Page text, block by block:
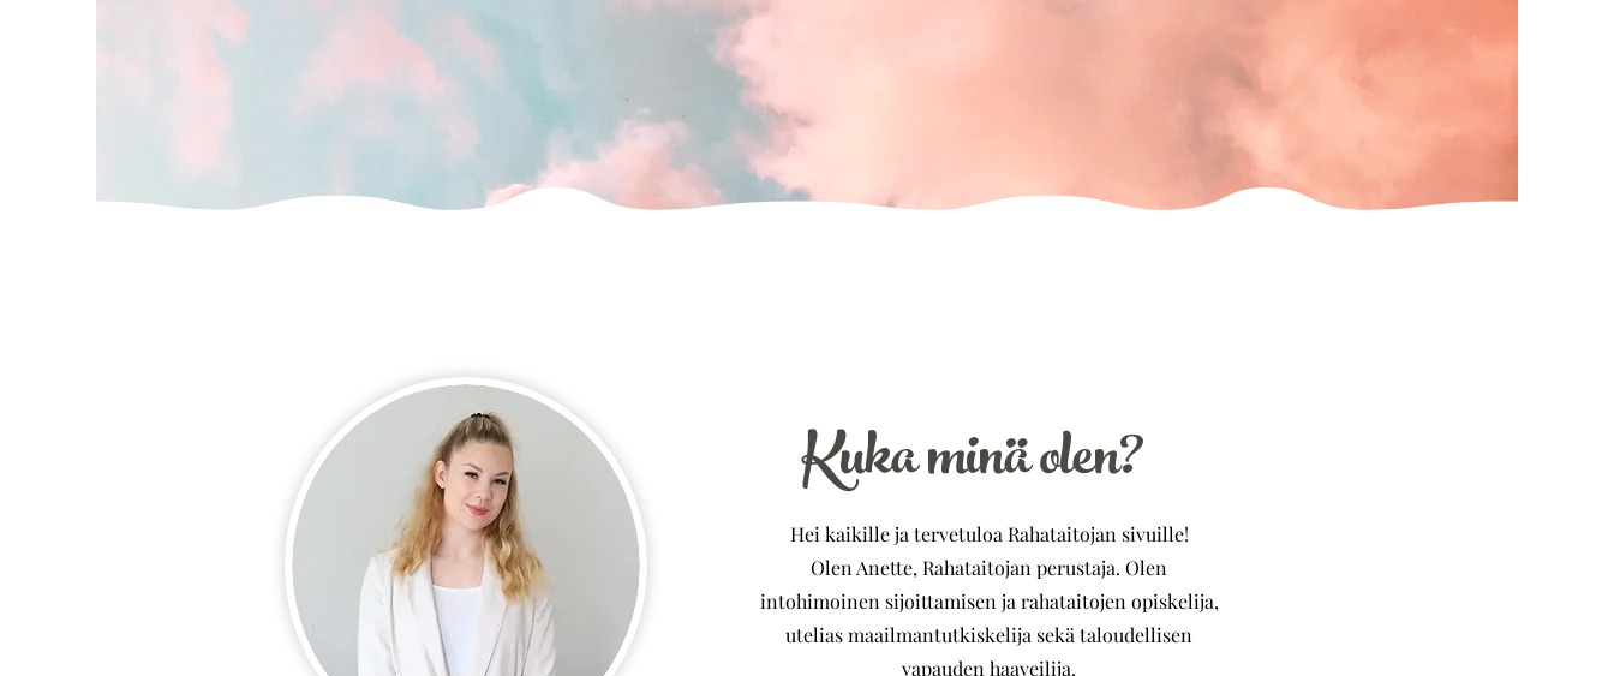
Kuka minä olen?
Hei kaikille ja tervetuloa Rahataitojan sivuille!
Olen Anette, Rahataitojan perustaja. Olen
intohimoinen sijoittamisen ja rahataitojen opiskelija,
utelias maailmantutkiskelija sekä taloudellisen
vapauden haaveilija.